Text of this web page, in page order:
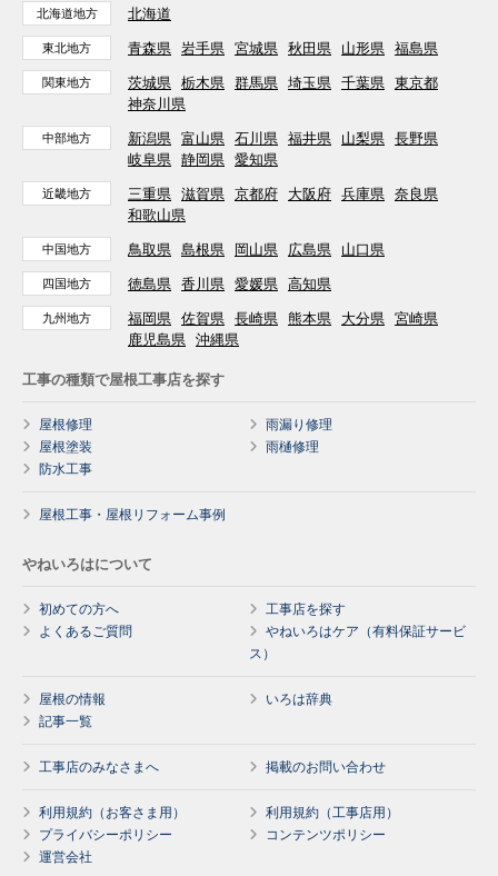
北海道地方 北海道
東北地方 青森県 岩手県 宮城県 秋田県 山形県 福島県
関東地方 茨城県 栃木県 群馬県 埼玉県 千葉県 東京都
神奈川県
中部地方 新潟県 富山県 石川県 福井県 山梨県 長野県
岐阜県 静岡県 愛知県
近畿地方 三重県 滋賀県 京都府 大阪府 兵庫県 奈良県
和歌山県
中国地方 鳥取県 島根県 岡山県 広島県 山口県
四国地方 徳島県 香川県 愛媛県 高知県
九州地方 福岡県 佐賀県 長崎県 熊本県 大分県 宮崎県
鹿児島県 沖縄県
工事の種類で屋根工事店を探す
屋根修理
雨漏り修理
屋根塗装
雨樋修理
防水工事
屋根工事・屋根リフォーム事例
やねいろはについて
初めての方へ
工事店を探す
よくあるご質問
やねいろはケア（有料保証サービ
ス）
屋根の情報
いろは辞典
記事一覧
工事店のみなさまへ 掲載のお問い合わせ
利用規約（お客さま用）
利用規約（工事店用）
プライバシーポリシー
コンテンツポリシー
運営会社